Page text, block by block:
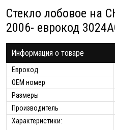
Стекло лобовое на
2006- еврокод
Информация о товаре
Еврокод
ОЕМ номер
Размеры
Производитель
Характеристики: